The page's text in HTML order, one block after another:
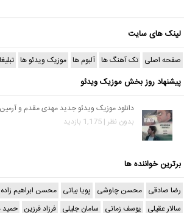
لینک های سایت
صفحه اصلی تک آهنگ ها آلبوم ها موزیک ویدئو ها
پیشنهاد روز بخش موزیک ویدئو
دانلود موزیک ویدئو جدید مهدی مقدم و
بدون نظر | 1,175 بازدید
برترین خواننده ها
رضا صادقی محسن چاوشی پویا بیاتی محسن ابراهیم زاده
سالار عقیلی یوسف زمانی سامان جلیلی فرزاد فرزین حمید